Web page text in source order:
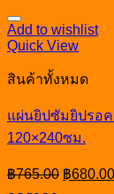
Add to wishlist
Quick View
สินค้าทั้งหมด
แผ่นยิปซัมยิปรอ
120×240ซม.
฿765.00 Original
price
฿680.00